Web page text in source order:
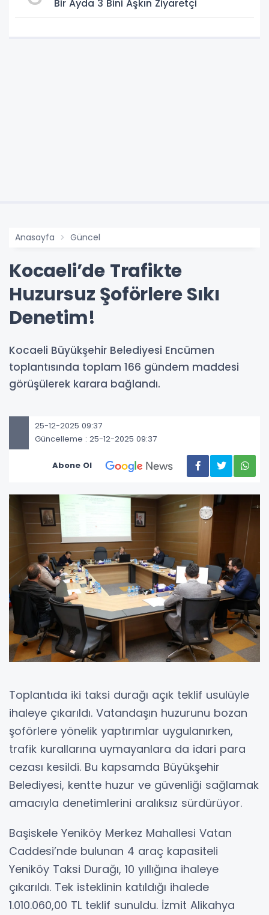
Bir Ayda 3 Bini Aşkın Ziyaretçi
Anasayfa Güncel
Kocaeli’de Trafikte
Huzursuz Şoförlere Sıkı
Denetim!
Kocaeli Büyükşehir Belediyesi Encümen
toplantısında toplam 166 gündem maddesi
görüşülerek karara bağlandı.
25-12-2025 09:37
Güncelleme : 25-12-2025 09:37
Abone Ol
Toplantıda iki taksi durağı açık teklif usulüyle
ihaleye çıkarıldı. Vatandaşın huzurunu bozan
şoförlere yönelik yaptırımlar uygulanırken,
trafik kurallarına uymayanlara da idari para
cezası kesildi. Bu kapsamda Büyükşehir
Belediyesi, kentte huzur ve güvenliği sağlamak
amacıyla denetimlerini aralıksız sürdürüyor.
Başiskele Yeniköy Merkez Mahallesi Vatan
Caddesi’nde bulunan 4 araç kapasiteli
Yeniköy Taksi Durağı, 10 yıllığına ihaleye
çıkarıldı. Tek isteklinin katıldığı ihalede
1.010.060,00 TL teklif sunuldu. İzmit Alikahya